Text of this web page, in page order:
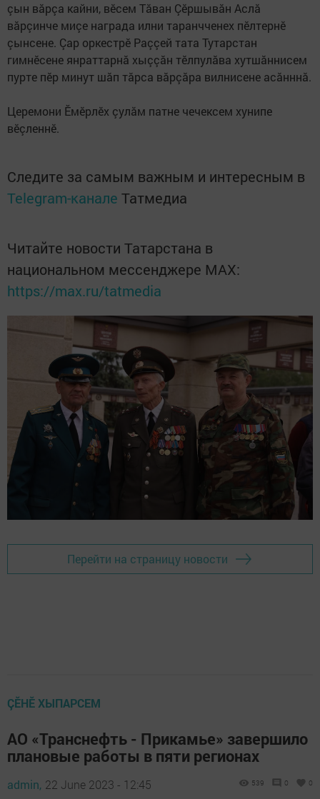
çын вăрçа кайни, вӗсем Тăван Çӗршывăн Аслă
вăрçинче миçе награда илни таранчченех пӗлтернӗ
çынсене. Çар оркестрӗ Раççей тата Тутарстан
гимнӗсене янраттарнă хыççăн тӗлпулăва хутшăннисем
пурте пӗр минут шăп тăрса вăрçăра вилнисене асăнннă.
Церемони Ӗмӗрлӗх çулăм патне чечексем хунипе
вӗçленнӗ.
Следите за самым важным и интересным в
Telegram-канале Татмедиа
Читайте новости Татарстана в
национальном мессенджере MАХ:
https://max.ru/tatmedia
Перейти на страницу новости
ÇӖНӖ ХЫПАРСЕМ
АО «Транснефть - Прикамье» завершило
плановые работы в пяти регионах
admin, 22 June 2023 - 12:45 539 0 0